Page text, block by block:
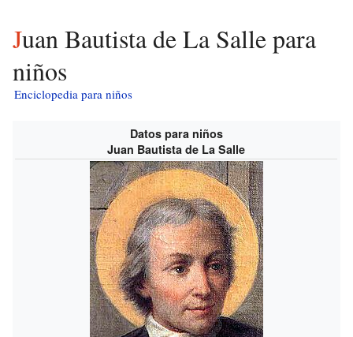
Juan Bautista de La Salle para
niños
Enciclopedia para niños
Datos para niños
Juan Bautista de La Salle